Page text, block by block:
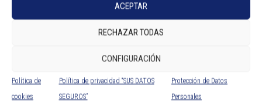
ACEPTAR
RECHAZAR TODAS
CONFIGURACIÓN
Política de
cookies
Política de privacidad “SUS DATOS
SEGUROS”
Protección de Datos
Personales
Lara Preformado Sujetador sin Aro